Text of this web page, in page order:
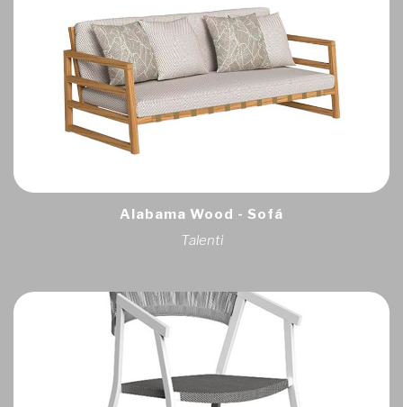
Alabama Wood - Sofá
Talenti